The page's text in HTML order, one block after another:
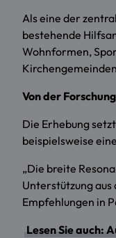
Als eine der
bestehende
Wohnformen,
Von der
Die Erhebung
beispielsweise
„Die breite
Unterstützung
Empfehlungen in
Lesen Sie auch: